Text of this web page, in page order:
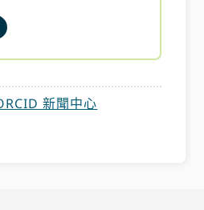
新聞中心